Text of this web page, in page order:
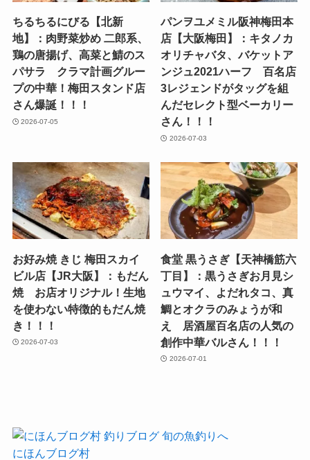
ちるちるにびる【北新
地】：肉野菜炒め 二郎系、
鶏の唐揚げ、高菜と鯖のス
パサラ クラマ計画グルー
プの中華！梅田スタンド店
さん爆誕！！！
2026-07-05
パンヲユメミル阪神梅田本
店【大阪梅田】：キタノカ
オリチャバタ、バケットア
ンジュ2021ハーフ 百名店
3レジェンドがタッグを組
んだセレクト型ベーカリー
さん！！！
2026-07-03
お好み焼 きじ 梅田スカイ
ビル店【JR大阪】：もだん
焼 お店オリジナル！生地
を使わない特徴的もだん焼
き！！！
2026-07-03
食堂 黒うさぎ【天神橋筋六
丁目】：黒うさぎお月見シ
ュウマイ、よだれタコ、真
鯛とオクラのみょうが和
え 居酒屋百名店の人気の
創作中華バルさん！！！
2026-07-01
にほんブログ村